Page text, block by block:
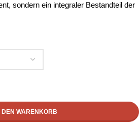
sondern ein integraler Bestandteil der
DEN WARENKORB